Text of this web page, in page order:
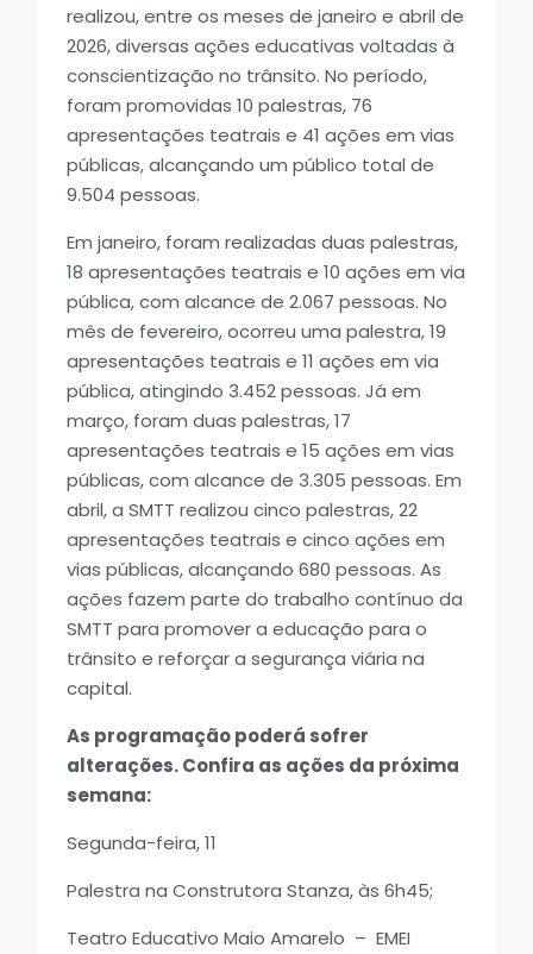
realizou, entre os meses de janeiro e abril de
2026, diversas ações educativas voltadas à
conscientização no trânsito. No período,
foram promovidas 10 palestras, 76
apresentações teatrais e 41 ações em vias
públicas, alcançando um público total de
9.504 pessoas.
Em janeiro, foram realizadas duas palestras,
18 apresentações teatrais e 10 ações em via
pública, com alcance de 2.067 pessoas. No
mês de fevereiro, ocorreu uma palestra, 19
apresentações teatrais e 11 ações em via
pública, atingindo 3.452 pessoas. Já em
março, foram duas palestras, 17
apresentações teatrais e 15 ações em vias
públicas, com alcance de 3.305 pessoas. Em
abril, a SMTT realizou cinco palestras, 22
apresentações teatrais e cinco ações em
vias públicas, alcançando 680 pessoas. As
ações fazem parte do trabalho contínuo da
SMTT para promover a educação para o
trânsito e reforçar a segurança viária na
capital.
As programação poderá sofrer
alterações. Confira as ações da próxima
semana:
Segunda-feira, 11
Palestra na Construtora Stanza, às 6h45;
Teatro Educativo Maio Amarelo – EMEI